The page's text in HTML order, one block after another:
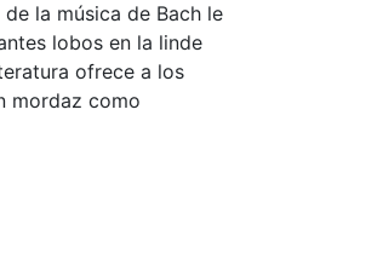
la música de Bach le
lobos en la linde
ofrece a los
mordaz como